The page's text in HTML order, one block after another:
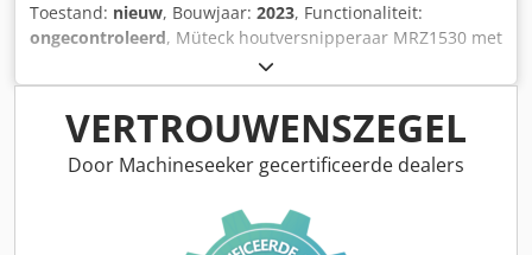
Toestand: nieuw, Bouwjaar: 2023, Functionaliteit:
ongecontroleerd, Müteck houtversnipperaar MRZ1530 met
55KW motor. Nieuw, ongebruikt. Alleen de versnipperaar
wordt verkocht. Codpfjyt Rrijx Ap Aoha
VERTROUWENSZEGEL
Door Machineseeker gecertificeerde dealers